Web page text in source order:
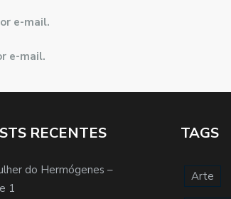
e-mail.
e-mail.
RECENTES
do Hermógenes –
1
TAGS
Arte